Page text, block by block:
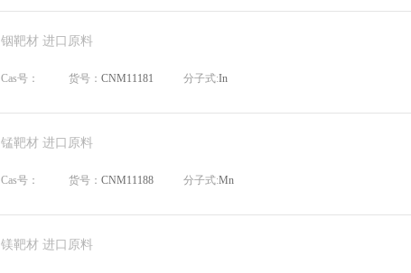
铟靶材 进口原料
Cas号： 货号： CNM11181 分子式:In
锰靶材 进口原料
Cas号： 货号： CNM11188 分子式:Mn
镁靶材 进口原料